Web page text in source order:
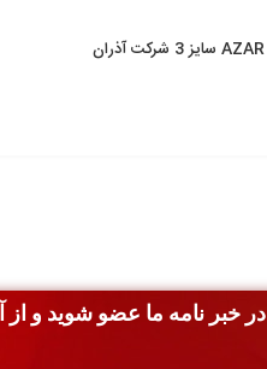
در خبر نامه ما عضو شوید و از